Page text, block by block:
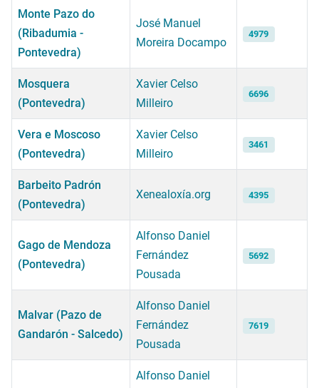
Monte Pazo do
(Ribadumia -
Pontevedra)
José Manuel
Moreira Docampo
4979
Mosquera
(Pontevedra)
Xavier Celso
Milleiro
6696
Vera e Moscoso
(Pontevedra)
Xavier Celso
Milleiro
3461
Barbeito Padrón
(Pontevedra)
Xenealoxía.org 4395
Gago de Mendoza
(Pontevedra)
Alfonso Daniel
Fernández
Pousada
5692
Malvar (Pazo de
Gandarón - Salcedo)
Alfonso Daniel
Fernández
Pousada
7619
Alfonso Daniel